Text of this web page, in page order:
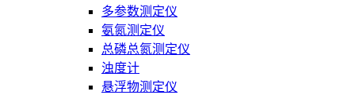
多参数测定仪
氨氮测定仪
总磷总氮测定仪
浊度计
悬浮物测定仪